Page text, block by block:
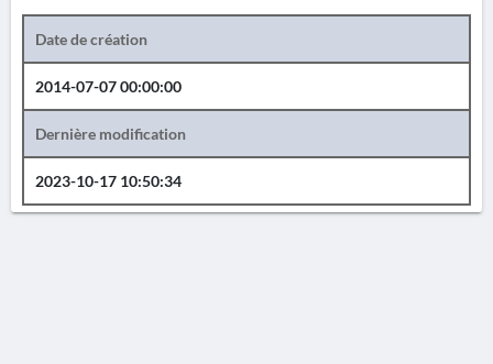
Date de création
2014-07-07 00:00:00
Dernière modification
2023-10-17 10:50:34